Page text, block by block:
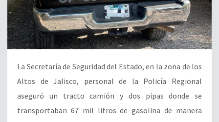
La Secretaría de Seguridad del Estado, en la zona de los
Altos de Jalisco, personal de la Policía Regional
aseguró un tracto camión y dos pipas donde se
transportaban 67 mil litros de gasolina de manera